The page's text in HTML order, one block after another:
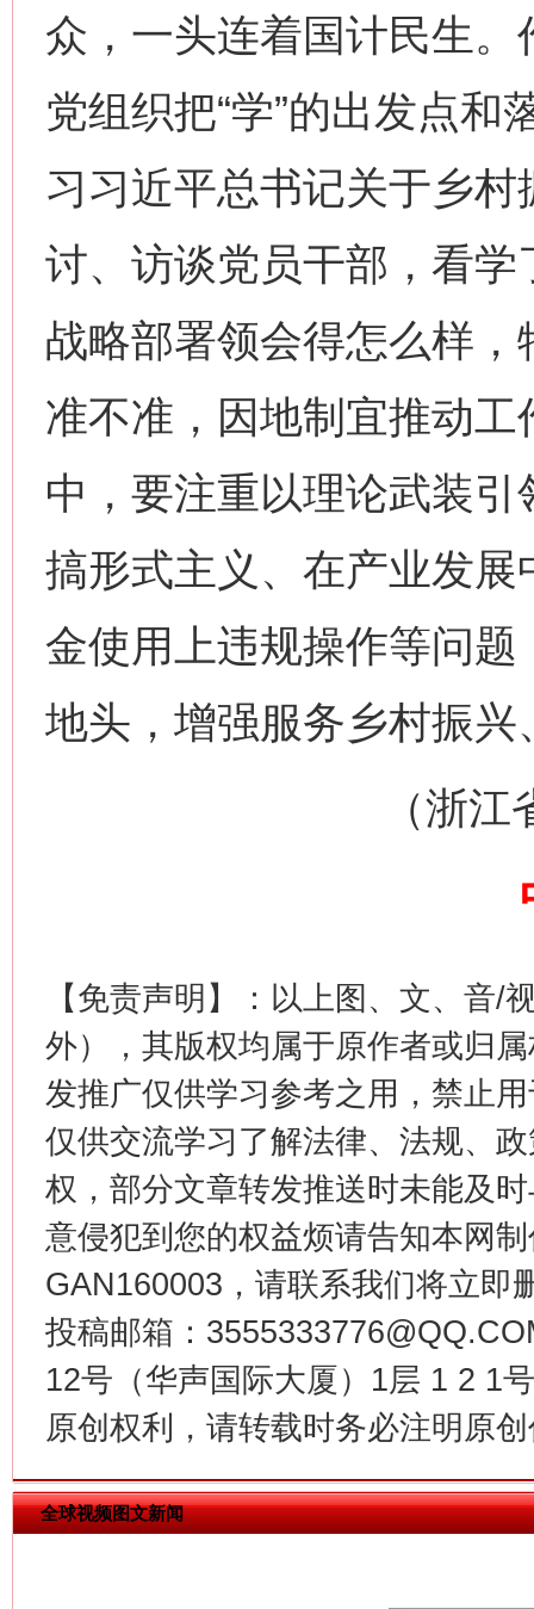
众，一头连着国计民生
党组织把“学”的出发点和
习习近平总书记关于乡
讨、访谈党员干部，看
战略部署领会得怎么样
准不准，因地制宜推动
中，要注重以理论武装
搞形式主义、在产业发
金使用上违规操作等问
地头，增强服务乡村振
（浙江省
【免责声明】：以上图、文、音/
外），其版权均属于原作者或归
发推广仅供学习参考之用，禁止
仅供交流学习了解法律、法规、
权，部分文章转发推送时未能及
意侵犯到您的权益烦请告知本网
GAN160003，请联系我们将立即
投稿邮箱：
12号（华声国际大厦）1层 1 2 1
原创权利，请转载时务必注明原
全球视频图文新闻
网上购药对药下症？
谢
在谋一域中谋全局
习近平的博鳌关键词